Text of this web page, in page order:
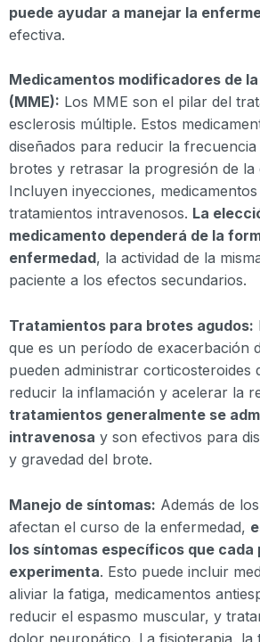
puede ayudar a manejar la
efectiva.
Medicamentos modificadores de
(MME): Los MME son el pilar del
esclerosis múltiple. Estos
diseñados para reducir la
brotes y retrasar la progresión de la
Incluyen inyecciones,
tratamientos intravenosos. La
medicamento dependerá de la
enfermedad, la actividad de la
paciente a los efectos secundarios.
Tratamientos para brotes agudos:
que es un período de exacerbación
pueden administrar corticosteroides
reducir la inflamación y acelerar la
tratamientos generalmente se
intravenosa y son efectivos para
y gravedad del brote.
Manejo de síntomas: Además de
afectan el curso de la enfermedad,
los síntomas específicos que cada
experimenta. Esto puede incluir
aliviar la fatiga, medicamentos
reducir el espasmo muscular, y
dolor neuropático. La fisioterapia, la